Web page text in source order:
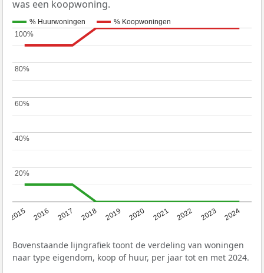
was een koopwoning.
% Huurwoningen % Koopwoningen
2015 2016 2017 2018 2019 2020 2021 2022 2023 2024
20%
20%
40%
40%
60%
60%
80%
80%
100%
100%
Bovenstaande lijngrafiek toont de verdeling van woningen
naar type eigendom, koop of huur, per jaar tot en met 2024.